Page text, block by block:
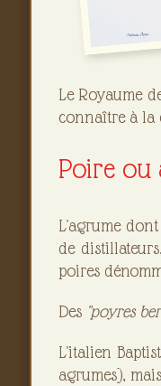
Le Royaume
connaître à la
Poire ou
L'agrume
de
poires
Des "poyres
L'italien
agrumes),